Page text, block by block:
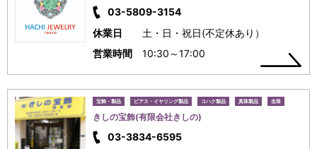
03-5809-3154
休業日
土・日・祝日(不定休あり）
営業時間
10:30～17:00
宝飾・製品 ピアス・イヤリング製品 コハク製品 真珠製品 念珠
きしの宝飾(有限会社きしの)
03-3834-6595